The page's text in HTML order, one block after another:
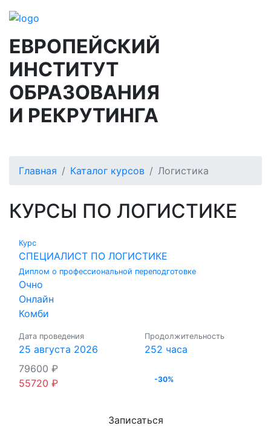
ЕВРОПЕЙСКИЙ
ИНСТИТУТ
ОБРАЗОВАНИЯ
И РЕКРУТИНГА
Главная Каталог курсов Логистика
КУРСЫ ПО ЛОГИСТИКЕ
Курс
СПЕЦИАЛИСТ ПО ЛОГИСТИКЕ
Диплом о профессиональной переподготовке
Очно
Онлайн
Комби
Дата проведения
25 августа 2026
79600 ₽
55720 ₽
Продолжительность
252 часа
-30%
Записаться